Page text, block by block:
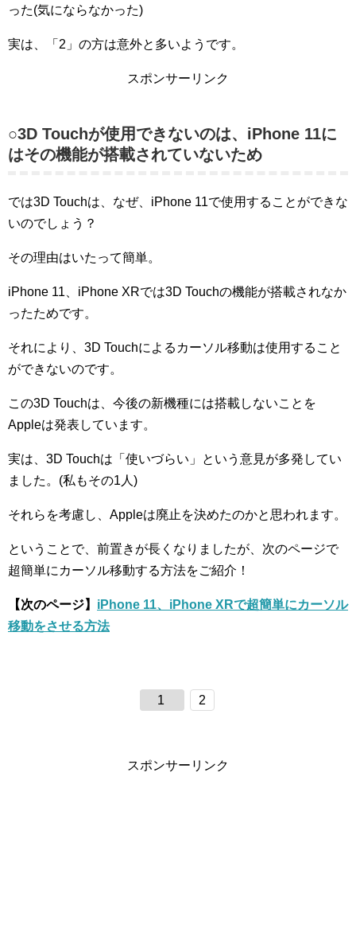
った(気にならなかった)
実は、「2」の方は意外と多いようです。
スポンサーリンク
○3D Touchが使用できないのは、iPhone 11に
はその機能が搭載されていないため
では3D Touchは、なぜ、iPhone 11で使用することができな
いのでしょう？
その理由はいたって簡単。
iPhone 11、iPhone XRでは3D Touchの機能が搭載されなか
ったためです。
それにより、3D Touchによるカーソル移動は使用すること
ができないのです。
この3D Touchは、今後の新機種には搭載しないことを
Appleは発表しています。
実は、3D Touchは「使いづらい」という意見が多発してい
ました。(私もその1人)
それらを考慮し、Appleは廃止を決めたのかと思われます。
ということで、前置きが長くなりましたが、次のページで
超簡単にカーソル移動する方法をご紹介！
【次のページ】 iPhone 11、iPhone XRで超簡単にカーソル
移動をさせる方法
1 2
スポンサーリンク